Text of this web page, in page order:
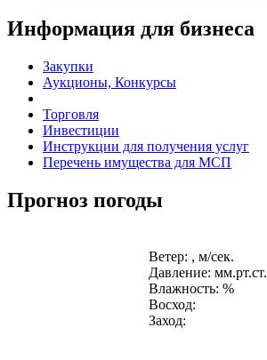
Информация для бизнеса
Закупки
Аукционы, Конкурсы
Торговля
Инвестиции
Инструкции для получения услуг
Перечень имущества для МСП
Прогноз погоды
Ветер: , м/сек.
Давление: мм.рт.ст.
Влажность: %
Восход:
Заход: